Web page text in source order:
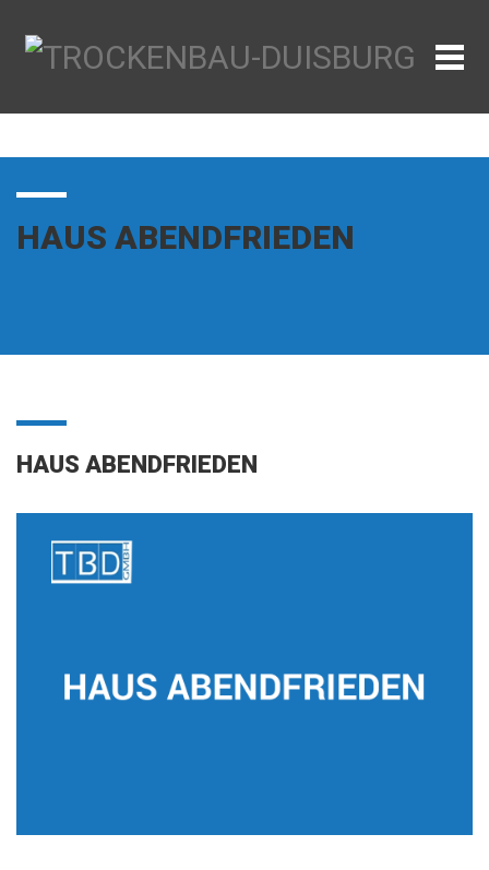
HAUS ABENDFRIEDEN
HAUS ABENDFRIEDEN